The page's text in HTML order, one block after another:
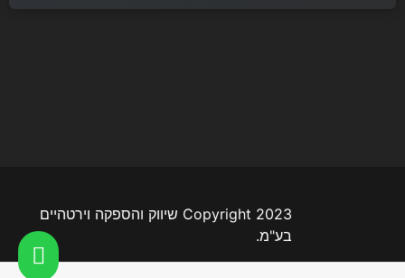
Copyright 2023 שיווק והספקה וירטהיים
בע"מ.